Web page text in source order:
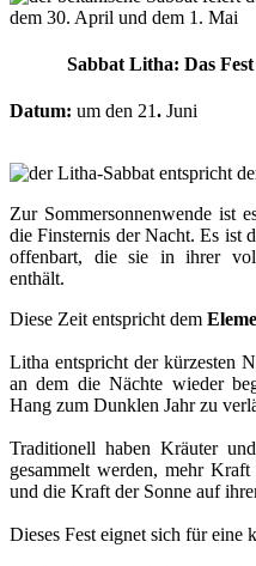
Sabbat Litha: Das
Datum: um den 21. Juni
Zur Sommersonnenwende ist
die Finsternis der Nacht. Es ist
offenbart, die sie in ihrer
enthält.
Diese Zeit entspricht dem
Litha entspricht der kürzesten
an dem die Nächte wieder
Hang zum Dunklen Jahr zu
Traditionell haben Kräuter
gesammelt werden, mehr
und die Kraft der Sonne auf
Dieses Fest eignet sich für eine